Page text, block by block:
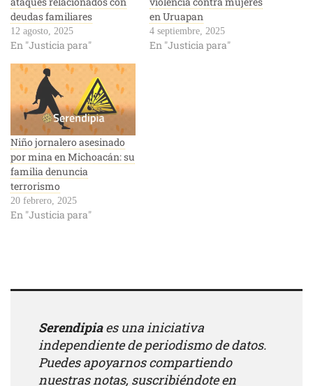
deudas familiares
12 agosto, 2025
En "Justicia para"
en Uruapan
4 septiembre, 2025
En "Justicia para"
Niño jornalero asesinado
por mina en Michoacán: su
familia denuncia
terrorismo
20 febrero, 2025
En "Justicia para"
Serendipiaes una iniciativa
independiente de periodismo de datos.
Puedes apoyarnos compartiendo
nuestras notas, suscribiéndote en